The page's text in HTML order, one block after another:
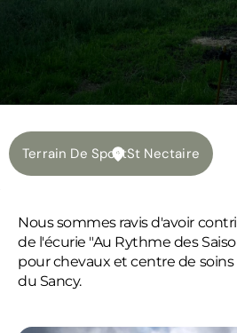
St Nectaire
Terrain De Sport
Nous sommes ravis d'avoir
de l'écurie "Au Rythme des
pour chevaux et centre de soins
du Sancy.